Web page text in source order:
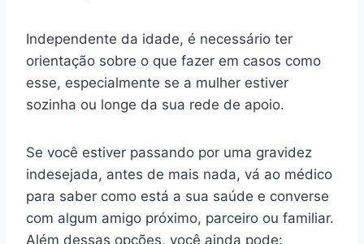
Independente da idade, é necessário ter
orientação sobre o que fazer em casos como
esse, especialmente se a mulher estiver
sozinha ou longe da sua rede de apoio.
Se você estiver passando por uma gravidez
indesejada, antes de mais nada, vá ao médico
para saber como está a sua saúde e converse
com algum amigo próximo, parceiro ou familiar.
Além dessas opções, você ainda pode: